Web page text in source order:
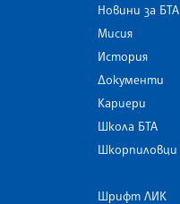
Новини за БТА
Мисия
История
Документи
Кариери
Школа БТА
Шкорпиловци
Шрифт ЛИК